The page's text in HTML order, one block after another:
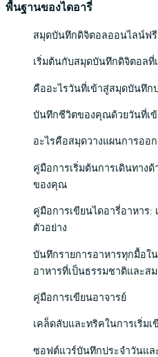
พื้นฐานของไดอารี่
สมุดบันทึกดิจิตอลออนไลน์ฟรี
เริ่มต้นกับสมุดบันทึกดิจิตอล
คืออะไรวันที่เข้าสู่สมุดบันทึก
บันทึกชีวิตของคุณด้วยวันที่เ
อะไรคือสมุดวางแผนการออ
คู่มือการเริ่มต้นการเดินทาง
ของคุณ
คู่มือการเขียนไดอารี่อาหาร:
ตัวอย่าง
บันทึกรายการอาหารทุกมื้อใ
อาหารที่เป็นธรรมชาติและส
คู่มือการเขียนอาจารย์
เคล็ดลับและทริคในการเริ่ม
ซอฟต์แวร์บันทึกประจำวันแล